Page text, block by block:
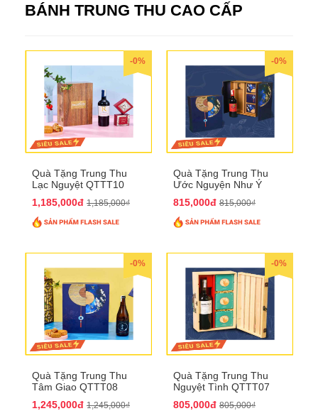
BÁNH TRUNG THU CAO CẤP
-0%
Quà Tặng Trung Thu
Lạc Nguyệt QTTT10
1,185,000đ 1,185,000₫
-0%
Quà Tặng Trung Thu
Ước Nguyện Như Ý
815,000đ 815,000₫
-0%
Quà Tặng Trung Thu
Tâm Giao QTTT08
1,245,000đ 1,245,000₫
-0%
Quà Tặng Trung Thu
Nguyệt Tình QTTT07
805,000đ 805,000₫